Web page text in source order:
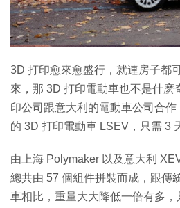
3D 打印愈來愈盛行，就連房子都
來，那 3D 打印電動車也不是什麽
印公司跟意大利的電動車公司合
的 3D 打印電動車 LSEV，只需 3
由上海 Polymaker 以及意大利
總共由 57 個組件拼裝而成，跟傳
車相比，重量大大降低一倍有多